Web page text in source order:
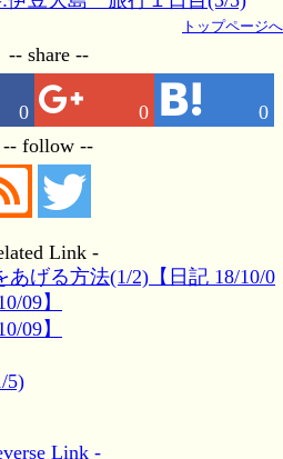
トップページへ
-- share --
0 0 0
-- follow --
Link -
げる方法(1/2)【日記 18/10/0
09】
09】
5)
Link -